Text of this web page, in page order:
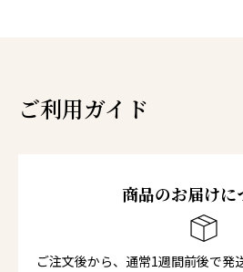
ご利用ガイド
商品のお届けに
ご注文後から、通常1週間前後で発